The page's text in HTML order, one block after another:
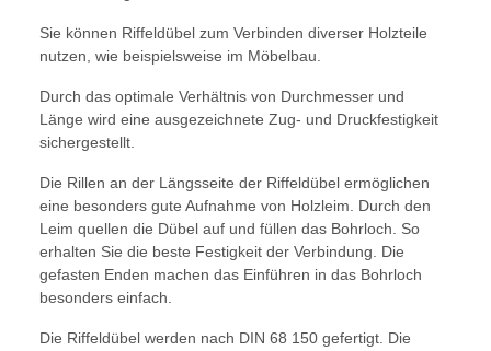
Sie können Riffeldübel zum Verbinden diverser Holzteile
nutzen, wie beispielsweise im Möbelbau.
Durch das optimale Verhältnis von Durchmesser und
Länge wird eine ausgezeichnete Zug- und Druckfestigkeit
sichergestellt.
Die Rillen an der Längsseite der Riffeldübel ermöglichen
eine besonders gute Aufnahme von Holzleim. Durch den
Leim quellen die Dübel auf und füllen das Bohrloch. So
erhalten Sie die beste Festigkeit der Verbindung. Die
gefasten Enden machen das Einführen in das Bohrloch
besonders einfach.
Die Riffeldübel werden nach DIN 68 150 gefertigt. Die